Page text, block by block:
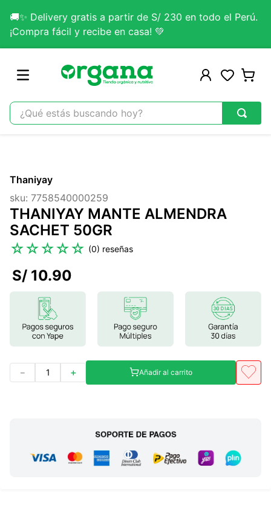
🚚✨ Delivery gratis a partir de S/ 230 en todo el Perú.
¡Compra fácil y recibe en casa! 💚
¿Qué estás buscando hoy?
2.
citrato magnesio
3.
colageno
4.
kefir
5 .
lab nutrition
magnesio
9.
melena leon
Thaniyay
sku: 7758540000259
THANIYAY MANTE ALMENDRA
SACHET 50GR
☆☆☆☆☆ (0)
S/ 10.90
＋
－ Añadir al carrito